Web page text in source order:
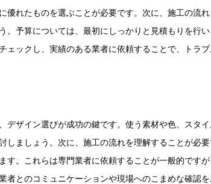
れたものを選ぶことが必要です。次に、施工の流
予算については、最初にしっかりと見積もりを行
ックし、実績のある業者に依頼することで、トラ
ザイン選びが成功の鍵です。使う素材や色、スタ
ましょう。次に、施工の流れを理解することが必
。これらは専門業者に依頼することが一般的です
とのコミュニケーションや現場へのこまめな確認